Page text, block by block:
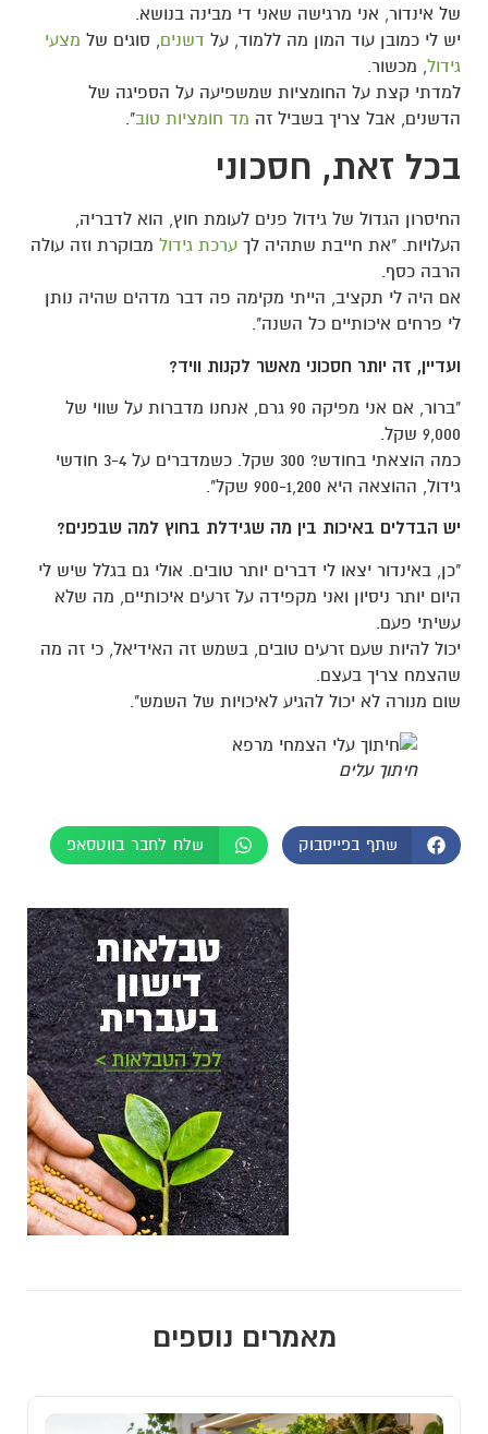
של אינדור, אני מרגישה שאני די מבינה בנושא.
יש לי כמובן עוד המון מה ללמוד, על דשנים, סוגים של מצעי
גידול, מכשור.
למדתי קצת על החומציות שמשפיעה על הספיגה של
הדשנים, אבל צריך בשביל זה מד חומציות טוב".
בכל זאת, חסכוני
החיסרון הגדול של גידול פנים לעומת חוץ, הוא לדבריה,
העלויות. "את חייבת שתהיה לך ערכת גידול מבוקרת וזה עולה
הרבה כסף.
אם היה לי תקציב, הייתי מקימה פה דבר מדהים שהיה נותן
לי פרחים איכותיים כל השנה".
ועדיין, זה יותר חסכוני מאשר לקנות וויד?
"ברור, אם אני מפיקה 90 גרם, אנחנו מדברות על שווי של
9,000 שקל.
כמה הוצאתי בחודש? 300 שקל. כשמדברים על 3-4 חודשי
גידול, ההוצאה היא 900-1,200 שקל".
יש הבדלים באיכות בין מה שגידלת בחוץ למה שבפנים?
"כן, באינדור יצאו לי דברים יותר טובים. אולי גם בגלל שיש לי
היום יותר ניסיון ואני מקפידה על זרעים איכותיים, מה שלא
עשיתי פעם.
יכול להיות שעם זרעים טובים, בשמש זה האידיאל, כי זה מה
שהצמח צריך בעצם.
שום מנורה לא יכול להגיע לאיכויות של השמש".
חיתוך עלים
שתף בפייסבוק שלח לחבר בווטסאפ
מאמרים נוספים